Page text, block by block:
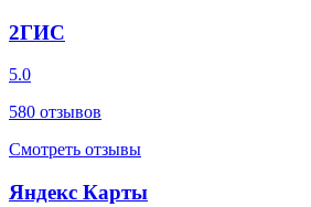
2ГИС
5.0
580 отзывов
Смотреть отзывы
Яндекс Карты